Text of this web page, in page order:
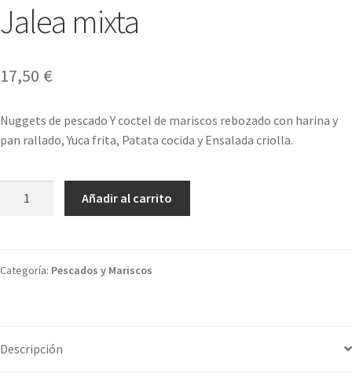
Jalea mixta
17,50 €
Nuggets de pescado Y coctel de mariscos rebozado con harina y
pan rallado, Yuca frita, Patata cocida y Ensalada criolla.
Añadir al carrito
Categoría: Pescados y Mariscos
Descripción